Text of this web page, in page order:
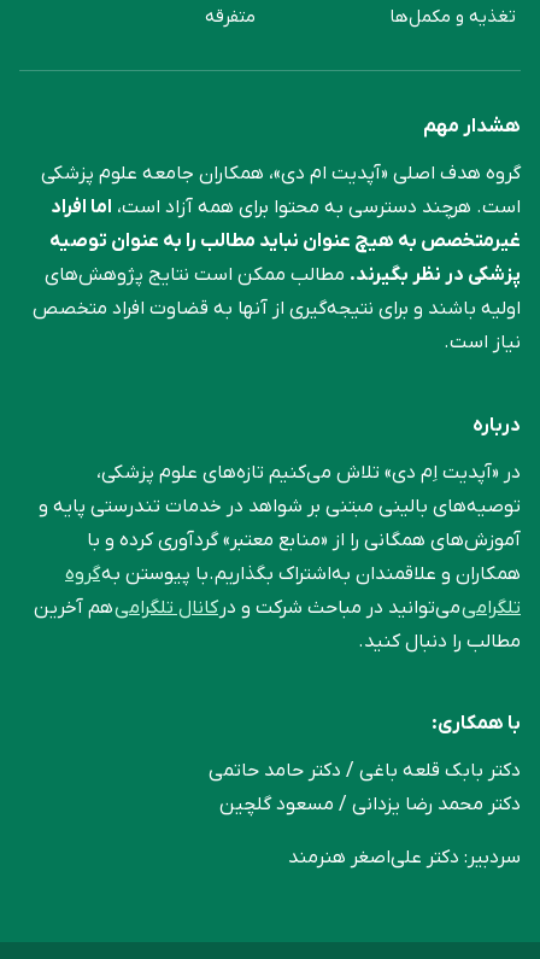
تغذیه و مکمل‌ها
متفرقه
هشدار مهم
گروه هدف اصلی «آپدیت ام دی»، همکاران جامعه علوم ‌پزشکی
است. هرچند دسترسی به محتوا برای همه آزاد است، اما افراد
غیرمتخصص به هیچ عنوان نباید مطالب را به عنوان توصیه
پزشکی در نظر بگیرند. مطالب ممکن است نتایج پژوهش‌های
اولیه باشند و برای نتیجه‌گیری از آنها به قضاوت افراد متخصص
نیاز است.
درباره
در «آپدیت اِم دی» تلاش می‌کنیم تازه‌های علوم پزشکی،
توصیه‌های بالینی مبتنی بر شواهد در خدمات تندرستی پایه و
آموزش‌های همگانی را از «منابع معتبر» گردآوری کرده و با
همکاران و علاقمندان به‌اشتراک بگذاریم.با پیوستن بهگروه
تلگرامیمی‌توانید در مباحث شرکت و درکانال تلگرامیهم آخرین
مطالب را دنبال کنید.
با همکاری:
دکتر بابک قلعه‌ باغی / دکتر حامد حاتمی
دکتر محمد رضا یزدانی / مسعود گلچین
سردبیر: دکتر علی‌اصغر هنرمند